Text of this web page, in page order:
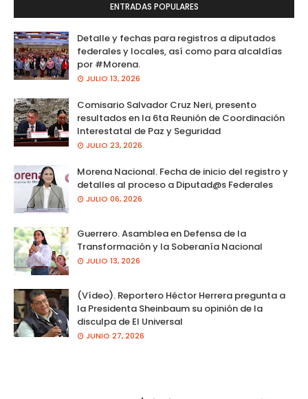
ENTRADAS POPULARES
Detalle y fechas para registros a diputados
federales y locales, así como para alcaldías
por #Morena.
JULIO 13, 2026
Comisario Salvador Cruz Neri, presento
resultados en la 6ta Reunión de Coordinación
Interestatal de Paz y Seguridad
JULIO 23, 2026
Morena Nacional. Fecha de inicio del registro y
detalles al proceso a Diputad@s Federales
JULIO 06, 2026
Guerrero. Asamblea en Defensa de la
Transformación y la Soberanía Nacional
JULIO 13, 2026
(Vídeo). Reportero Héctor Herrera pregunta a
la Presidenta Sheinbaum su opinión de la
disculpa de El Universal
JUNIO 27, 2026